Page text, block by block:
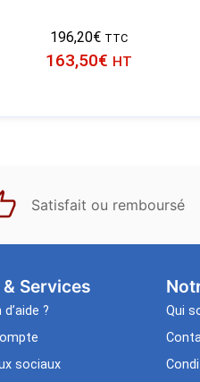
196,20€ TTC
163,50€ HT
Satisfait ou remboursé
Services​
?
sociaux
Qui